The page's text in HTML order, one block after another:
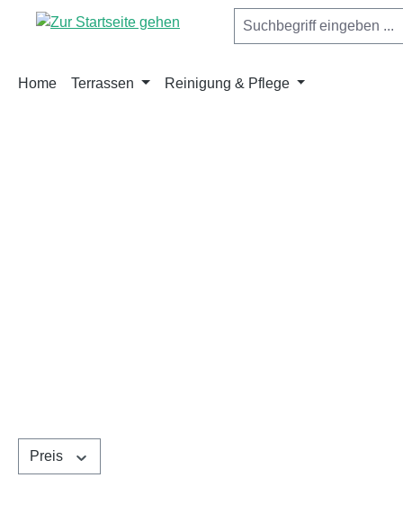
Zur Hauptnavigation springen
Home Terrassen Reinigung & Pflege
Preis